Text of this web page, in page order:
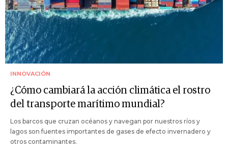
INNOVACIÓN
¿Cómo cambiará la acción climática el rostro
del transporte marítimo mundial?
Los barcos que cruzan océanos y navegan por nuestros ríos y
lagos son fuentes importantes de gases de efecto invernadero y
otros contaminantes.